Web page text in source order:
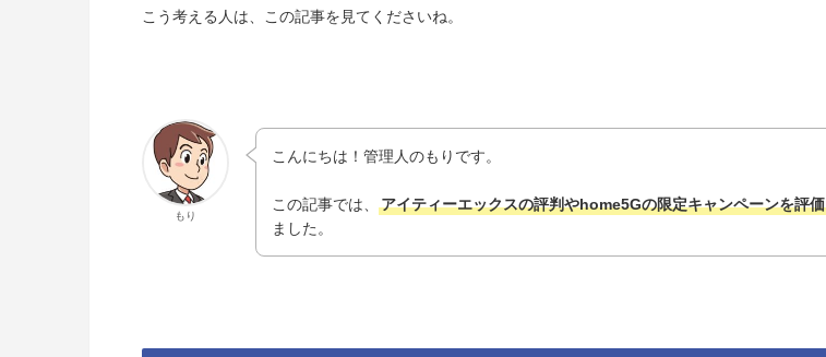
こう考える人は、この記事を見てくださいね。
もり
こんにちは！管理人のもりです。
この記事では、 アイティーエックスの評判やhome5Gの限定キャンペーンを評価
ました。